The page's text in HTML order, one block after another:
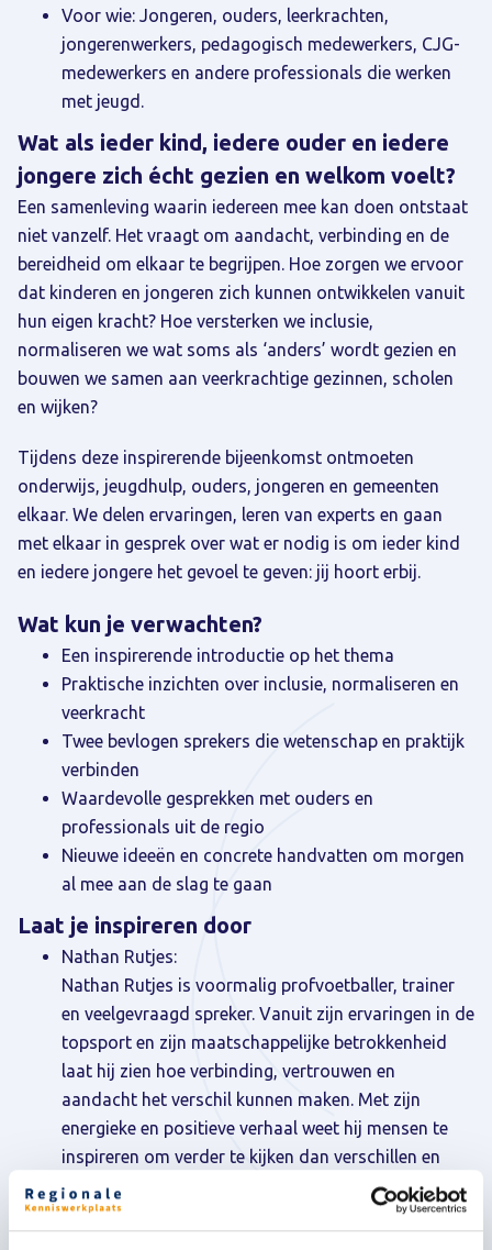
Voor wie: Jongeren, ouders, leerkrachten,
jongerenwerkers, pedagogisch medewerkers, CJG-
medewerkers en andere professionals die werken
met jeugd.
Wat als ieder kind, iedere ouder en iedere
jongere zich écht gezien en welkom voelt?
Een samenleving waarin iedereen mee kan doen ontstaat
niet vanzelf. Het vraagt om aandacht, verbinding en de
bereidheid om elkaar te begrijpen. Hoe zorgen we ervoor
dat kinderen en jongeren zich kunnen ontwikkelen vanuit
hun eigen kracht? Hoe versterken we inclusie,
normaliseren we wat soms als ‘anders’ wordt gezien en
bouwen we samen aan veerkrachtige gezinnen, scholen
en wijken?
Tijdens deze inspirerende bijeenkomst ontmoeten
onderwijs, jeugdhulp, ouders, jongeren en gemeenten
elkaar. We delen ervaringen, leren van experts en gaan
met elkaar in gesprek over wat er nodig is om ieder kind
en iedere jongere het gevoel te geven: jij hoort erbij.
Wat kun je verwachten?
Een inspirerende introductie op het thema
Praktische inzichten over inclusie, normaliseren en
veerkracht
Twee bevlogen sprekers die wetenschap en praktijk
verbinden
Waardevolle gesprekken met ouders en
professionals uit de regio
Nieuwe ideeën en concrete handvatten om morgen
al mee aan de slag te gaan
Laat je inspireren door
Nathan Rutjes:
Nathan Rutjes is voormalig profvoetballer, trainer
en veelgevraagd spreker. Vanuit zijn ervaringen in de
topsport en zijn maatschappelijke betrokkenheid
laat hij zien hoe verbinding, vertrouwen en
aandacht het verschil kunnen maken. Met zijn
energieke en positieve verhaal weet hij mensen te
inspireren om verder te kijken dan verschillen en
juist de kracht van samen te ontdekken.